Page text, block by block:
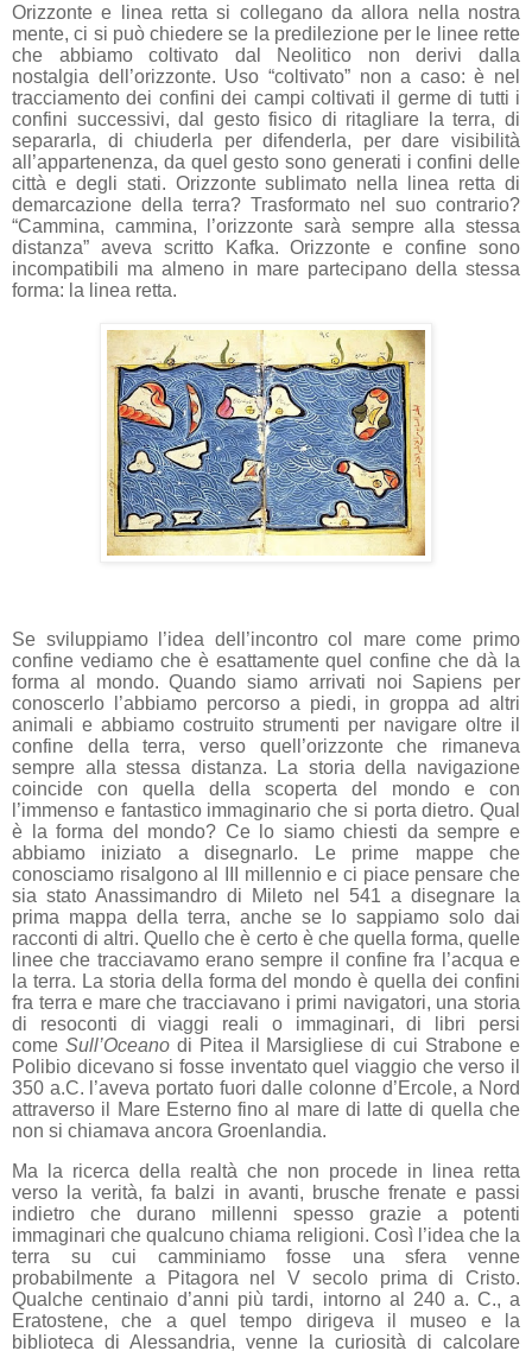
Orizzonte e linea retta si collegano da allora nella nostra
mente, ci si può chiedere se la predilezione per le linee rette
che abbiamo coltivato dal Neolitico non derivi dalla
nostalgia dell’orizzonte. Uso “coltivato” non a caso: è nel
tracciamento dei confini dei campi coltivati il germe di tutti i
confini successivi, dal gesto fisico di ritagliare la terra, di
separarla, di chiuderla per difenderla, per dare visibilità
all’appartenenza, da quel gesto sono generati i confini delle
città e degli stati. Orizzonte sublimato nella linea retta di
demarcazione della terra? Trasformato nel suo contrario?
“Cammina, cammina, l’orizzonte sarà sempre alla stessa
distanza” aveva scritto Kafka. Orizzonte e confine sono
incompatibili ma almeno in mare partecipano della stessa
forma: la linea retta.
Se sviluppiamo l’idea dell’incontro col mare come primo
confine vediamo che è esattamente quel confine che dà la
forma al mondo. Quando siamo arrivati noi Sapiens per
conoscerlo l’abbiamo percorso a piedi, in groppa ad altri
animali e abbiamo costruito strumenti per navigare oltre il
confine della terra, verso quell’orizzonte che rimaneva
sempre alla stessa distanza. La storia della navigazione
coincide con quella della scoperta del mondo e con
l’immenso e fantastico immaginario che si porta dietro. Qual
è la forma del mondo? Ce lo siamo chiesti da sempre e
abbiamo iniziato a disegnarlo. Le prime mappe che
conosciamo risalgono al III millennio e ci piace pensare che
sia stato Anassimandro di Mileto nel 541 a disegnare la
prima mappa della terra, anche se lo sappiamo solo dai
racconti di altri. Quello che è certo è che quella forma, quelle
linee che tracciavamo erano sempre il confine fra l’acqua e
la terra. La storia della forma del mondo è quella dei confini
fra terra e mare che tracciavano i primi navigatori, una storia
di resoconti di viaggi reali o immaginari, di libri persi
come Sull’Oceanodi Pitea il Marsigliese di cui Strabone e
Polibio dicevano si fosse inventato quel viaggio che verso il
350 a.C. l’aveva portato fuori dalle colonne d’Ercole, a Nord
attraverso il Mare Esterno fino al mare di latte di quella che
non si chiamava ancora Groenlandia.
Ma la ricerca della realtà che non procede in linea retta
verso la verità, fa balzi in avanti, brusche frenate e passi
indietro che durano millenni spesso grazie a potenti
immaginari che qualcuno chiama religioni. Così l’idea che la
terra su cui camminiamo fosse una sfera venne
probabilmente a Pitagora nel V secolo prima di Cristo.
Qualche centinaio d’anni più tardi, intorno al 240 a. C., a
Eratostene, che a quel tempo dirigeva il museo e la
biblioteca di Alessandria, venne la curiosità di calcolare